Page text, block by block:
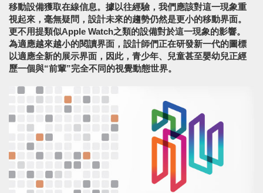
移動設備獲取在線信息。據以往經驗，我們應該對這一現象重
視起來，毫無疑問，設計未來的趨勢仍然是更小的移動界面。
更不用提類似Apple Watch之類的設備對於這一現象的影響。
為適應越來越小的閱讀界面，設計師們正在研發新一代的圖標
以適應全新的展示界面，因此，青少年、兒童甚至嬰幼兒正經
歷一個與“前輩”完全不同的視覺動態世界。